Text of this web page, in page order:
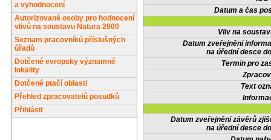
a vyhodnocení
Autorizované osoby pro hodnocení
vlivů na soustavu Natura 2000
Seznam pracovníků příslušných
úřadů
Dotčené evropsky významné
lokality
Dotčené ptačí oblasti
Přehled zpracovatelů posudků
Přihlásit
Datum a čas
Vliv na
Datum zveřejnění
na úřední desce
Termín pro
Text
Datum zveřejnění závěrů
na úřední desce